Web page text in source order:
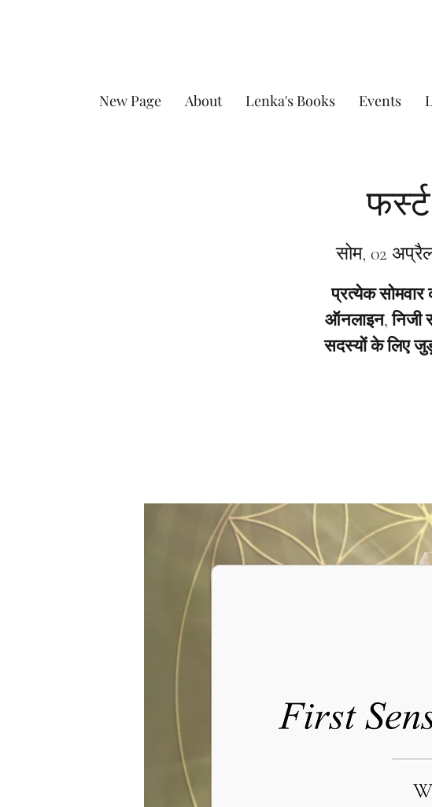
New Page About Lenka's Books Events
सोम, 02
प्रत्येक सोमवार
ऑनलाइन, निजी
सदस्यों के लिए